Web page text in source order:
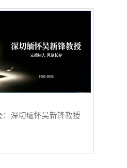
：深切缅怀吴新锋教授